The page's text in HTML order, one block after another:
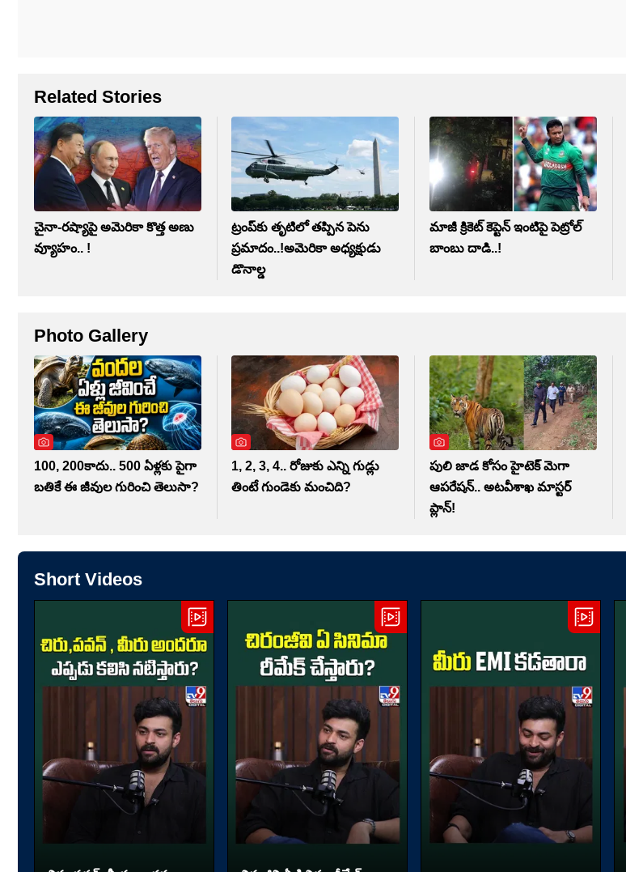
Related Stories
చైనా-రష్యాపై అమెరికా కొత్త అణు
వ్యూహం.. !
ట్రంప్‌కు తృటిలో తప్పిన పెను
ప్రమాదం..!అమెరికా అధ్యక్షుడు
డొనాల్డ
మాజీ క్రికెట్ కెప్టెన్ ఇంటిపై పెట్రోల్
బాంబు దాడి..!
Photo Gallery
100, 200కాదు.. 500 ఏళ్లకు పైగా
బతికే ఈ జీవుల గురించి తెలుసా?
1, 2, 3, 4.. రోజుకు ఎన్ని గుడ్లు
తింటే గుండెకు మంచిది?
పులి జాడ కోసం హైటెక్ మెగా
ఆపరేషన్.. అటవీశాఖ మాస్టర్‌
ప్లాన్‌!
Short Videos